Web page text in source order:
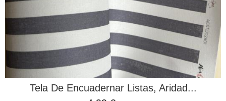
Tela De Encuadernar Listas, Aridad...